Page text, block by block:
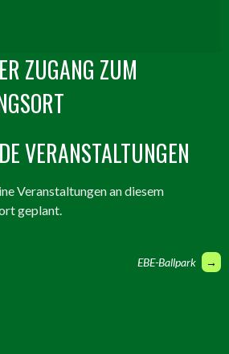
ZUGANG ZUM
VERANSTALTUNGEN
Veranstaltungen an diesem
geplant.
EBE-Ballpark →